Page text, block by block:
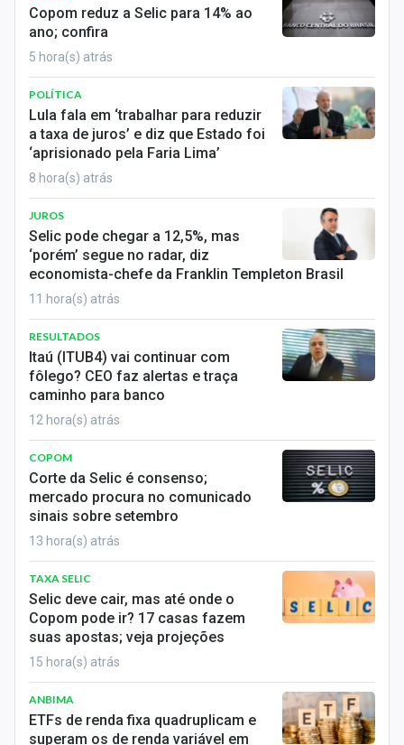
Copom reduz a Selic para 14% ao
ano; confira
5 hora(s) atrás
POLÍTICA
Lula fala em ‘trabalhar para reduzir
a taxa de juros’ e diz que Estado foi
‘aprisionado pela Faria Lima’
8 hora(s) atrás
JUROS
Selic pode chegar a 12,5%, mas
‘porém’ segue no radar, diz
economista-chefe da Franklin Templeton Brasil
11 hora(s) atrás
RESULTADOS
Itaú (ITUB4) vai continuar com
fôlego? CEO faz alertas e traça
caminho para banco
12 hora(s) atrás
COPOM
Corte da Selic é consenso;
mercado procura no comunicado
sinais sobre setembro
13 hora(s) atrás
TAXA SELIC
Selic deve cair, mas até onde o
Copom pode ir? 17 casas fazem
suas apostas; veja projeções
15 hora(s) atrás
ANBIMA
ETFs de renda fixa quadruplicam e
superam os de renda variável em